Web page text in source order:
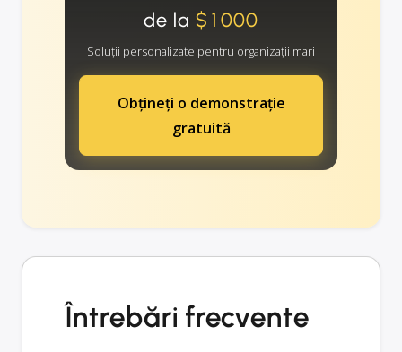
de la $1000
Soluții personalizate pentru organizații mari
Obțineți o demonstrație
gratuită
Întrebări frecvente